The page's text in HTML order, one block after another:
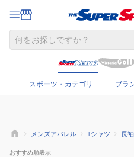
スポーツ・カテゴリ ブラ
さら
メンズアパレル Tシャツ 長
おすすめ順表示